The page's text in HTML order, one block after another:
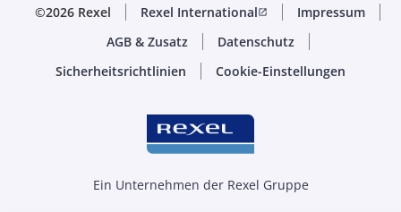
©2026 Rexel Rexel Internationalopen_in_new
Impressum
AGB & Zusatz
Datenschutz
Sicherheitsrichtlinien
Cookie-Einstellungen
Ein Unternehmen der Rexel Gruppe